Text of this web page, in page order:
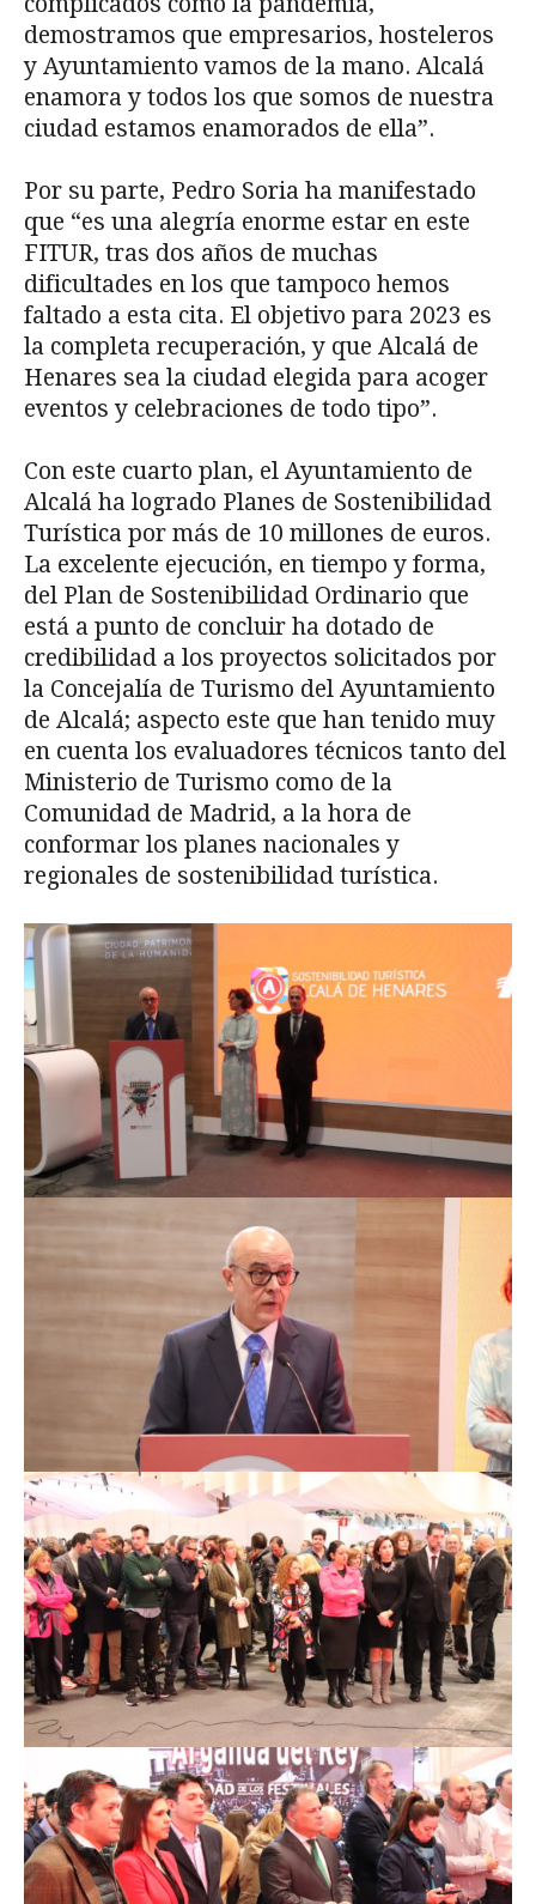
demostramos que empresarios, hosteleros
y Ayuntamiento vamos de la mano. Alcalá
enamora y todos los que somos de nuestra
ciudad estamos enamorados de ella”.
Por su parte, Pedro Soria ha manifestado
que “es una alegría enorme estar en este
FITUR, tras dos años de muchas
dificultades en los que tampoco hemos
faltado a esta cita. El objetivo para 2023 es
la completa recuperación, y que Alcalá de
Henares sea la ciudad elegida para acoger
eventos y celebraciones de todo tipo”.
Con este cuarto plan, el Ayuntamiento de
Alcalá ha logrado Planes de Sostenibilidad
Turística por más de 10 millones de euros.
La excelente ejecución, en tiempo y forma,
del Plan de Sostenibilidad Ordinario que
está a punto de concluir ha dotado de
credibilidad a los proyectos solicitados por
la Concejalía de Turismo del Ayuntamiento
de Alcalá; aspecto este que han tenido muy
en cuenta los evaluadores técnicos tanto del
Ministerio de Turismo como de la
Comunidad de Madrid, a la hora de
conformar los planes nacionales y
regionales de sostenibilidad turística.